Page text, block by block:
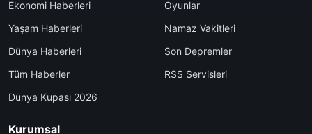
Ekonomi Haberleri
Yaşam Haberleri
Dünya Haberleri
Tüm Haberler
Dünya Kupası 2026
Oyunlar
Namaz Vakitleri
Son Depremler
RSS Servisleri
Kurumsal